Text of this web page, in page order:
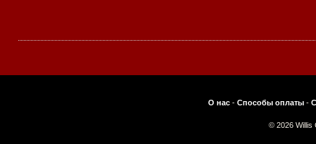
О нас -Способы оплаты -
© 2026 Willis